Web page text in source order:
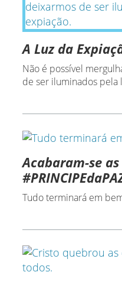
A Luz da
Não é possível
de ser iluminados pela
Acabaram-se
Tudo terminará em